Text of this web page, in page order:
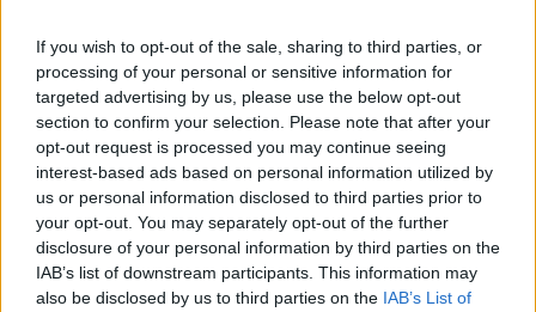
If you wish to opt-out of the sale, sharing to third parties, or
processing of your personal or sensitive information for
targeted advertising by us, please use the below opt-out
section to confirm your selection. Please note that after your
opt-out request is processed you may continue seeing
interest-based ads based on personal information utilized by
us or personal information disclosed to third parties prior to
your opt-out. You may separately opt-out of the further
disclosure of your personal information by third parties on the
IAB’s list of downstream participants. This information may
also be disclosed by us to third parties on the IAB’s List of
T. Barnett: Gyilkosság a Garda-tónál 12.
rész
T. szereti a fiatal lányokat 13. rész